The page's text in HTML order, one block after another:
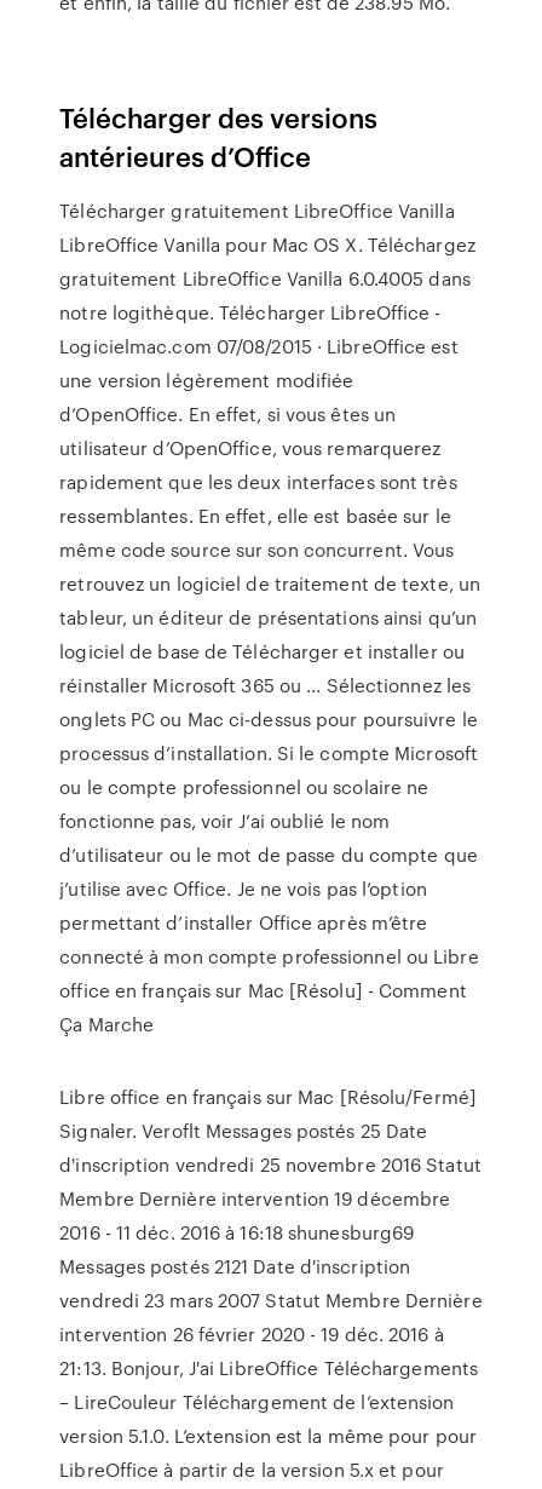
Télécharger des versions
antérieures d’Office
Télécharger gratuitement LibreOffice Vanilla
LibreOffice Vanilla pour Mac OS X. Téléchargez
gratuitement LibreOffice Vanilla 6.0.4005 dans
notre logithèque. Télécharger LibreOffice -
Logicielmac.com 07/08/2015 · LibreOffice est
une version légèrement modifiée
d’OpenOffice. En effet, si vous êtes un
utilisateur d’OpenOffice, vous remarquerez
rapidement que les deux interfaces sont très
ressemblantes. En effet, elle est basée sur le
même code source sur son concurrent. Vous
retrouvez un logiciel de traitement de texte, un
tableur, un éditeur de présentations ainsi qu’un
logiciel de base de Télécharger et installer ou
réinstaller Microsoft 365 ou ... Sélectionnez les
onglets PC ou Mac ci-dessus pour poursuivre le
processus d’installation. Si le compte Microsoft
ou le compte professionnel ou scolaire ne
fonctionne pas, voir J’ai oublié le nom
d’utilisateur ou le mot de passe du compte que
j’utilise avec Office. Je ne vois pas l’option
permettant d’installer Office après m’être
connecté à mon compte professionnel ou Libre
office en français sur Mac [Résolu] - Comment
Ça Marche
Libre office en français sur Mac [Résolu/Fermé]
Signaler. Veroflt Messages postés 25 Date
d'inscription vendredi 25 novembre 2016 Statut
Membre Dernière intervention 19 décembre
2016 - 11 déc. 2016 à 16:18 shunesburg69
Messages postés 2121 Date d'inscription
vendredi 23 mars 2007 Statut Membre Dernière
intervention 26 février 2020 - 19 déc. 2016 à
21:13. Bonjour, J'ai LibreOffice Téléchargements
– LireCouleur Téléchargement de l’extension
version 5.1.0. L’extension est la même pour pour
LibreOffice à partir de la version 5.x et pour